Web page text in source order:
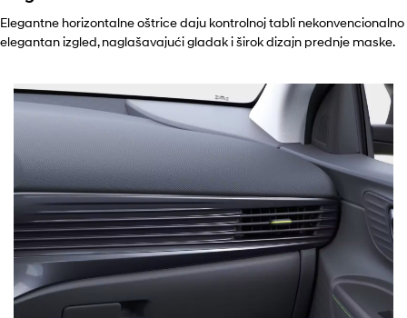
Elegantne horizontalne oštrice daju kontrolnoj tabli nekonvencionalno
elegantan izgled, naglašavajući gladak i širok dizajn prednje maske.